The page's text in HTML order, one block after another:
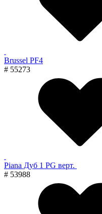
Brussel PF4
# 55273
Piana Дуб 1 PG верт.
# 53988